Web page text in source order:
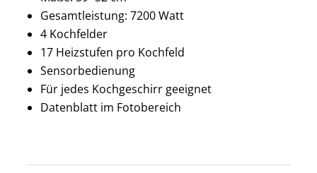
Gesamtleistung: 7200 Watt
4 Kochfelder
17 Heizstufen pro Kochfeld
Sensorbedienung
Für jedes Kochgeschirr geeignet
Datenblatt im Fotobereich